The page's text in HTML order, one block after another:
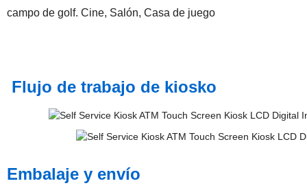
campo de golf. Cine, Salón, Casa de juego
Flujo de trabajo de kiosko
Embalaje y envío